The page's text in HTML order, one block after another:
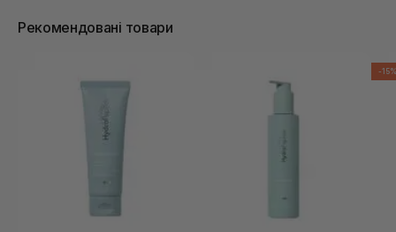
Рекомендовані товари
-